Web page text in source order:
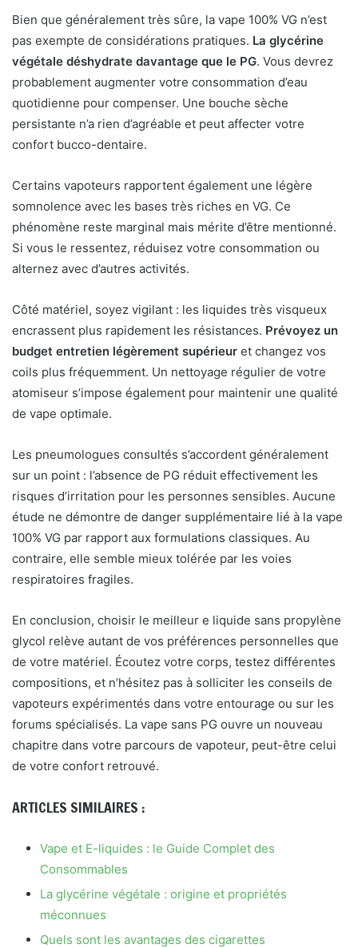
Bien que généralement très sûre, la vape 100% VG n’est
pas exempte de considérations pratiques. La glycérine
végétale déshydrate davantage que le PG. Vous devrez
probablement augmenter votre consommation d’eau
quotidienne pour compenser. Une bouche sèche
persistante n’a rien d’agréable et peut affecter votre
confort bucco-dentaire.
Certains vapoteurs rapportent également une légère
somnolence avec les bases très riches en VG. Ce
phénomène reste marginal mais mérite d’être mentionné.
Si vous le ressentez, réduisez votre consommation ou
alternez avec d’autres activités.
Côté matériel, soyez vigilant : les liquides très visqueux
encrassent plus rapidement les résistances. Prévoyez un
budget entretien légèrement supérieur et changez vos
coils plus fréquemment. Un nettoyage régulier de votre
atomiseur s’impose également pour maintenir une qualité
de vape optimale.
Les pneumologues consultés s’accordent généralement
sur un point : l’absence de PG réduit effectivement les
risques d’irritation pour les personnes sensibles. Aucune
étude ne démontre de danger supplémentaire lié à la vape
100% VG par rapport aux formulations classiques. Au
contraire, elle semble mieux tolérée par les voies
respiratoires fragiles.
En conclusion, choisir le meilleur e liquide sans propylène
glycol relève autant de vos préférences personnelles que
de votre matériel. Écoutez votre corps, testez différentes
compositions, et n’hésitez pas à solliciter les conseils de
vapoteurs expérimentés dans votre entourage ou sur les
forums spécialisés. La vape sans PG ouvre un nouveau
chapitre dans votre parcours de vapoteur, peut-être celui
de votre confort retrouvé.
ARTICLES SIMILAIRES :
Vape et E-liquides : le Guide Complet des
Consommables
La glycérine végétale : origine et propriétés
méconnues
Quels sont les avantages des cigarettes